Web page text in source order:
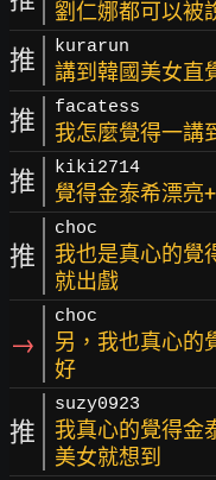
劉仁娜都可以被
推 kurarun
講到韓國美女直
推 facatess
我怎麼覺得一講
推 kiki2714
覺得金泰希漂亮
推
choc
我也是真心的覺
就出戲
→
choc
另，我也真心的
好
推
suzy0923
我真心的覺得金
美女就想到